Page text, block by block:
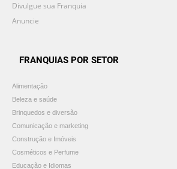
Divulgue sua Franquia
Anuncie
FRANQUIAS POR SETOR
Alimentação
Beleza e saúde
Brinquedos e diversão
Comunicação e marketing
Construção e Imóveis
Cosméticos e Perfume
Educação e Idiomas